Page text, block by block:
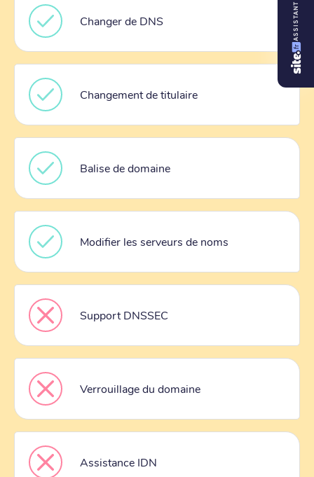
Changer de DNS
Changement de titulaire
Balise de domaine
Modifier les serveurs de noms
Support DNSSEC
Verrouillage du domaine
Assistance IDN
ASSISTANT